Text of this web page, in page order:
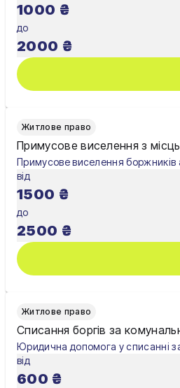
1000 ₴
до
2000 ₴
Житлове право
Примусове виселення з
Примусове виселення боржників
від
1500 ₴
до
2500 ₴
Житлове право
Списання боргів за
Юридична допомога у списанні
від
600 ₴